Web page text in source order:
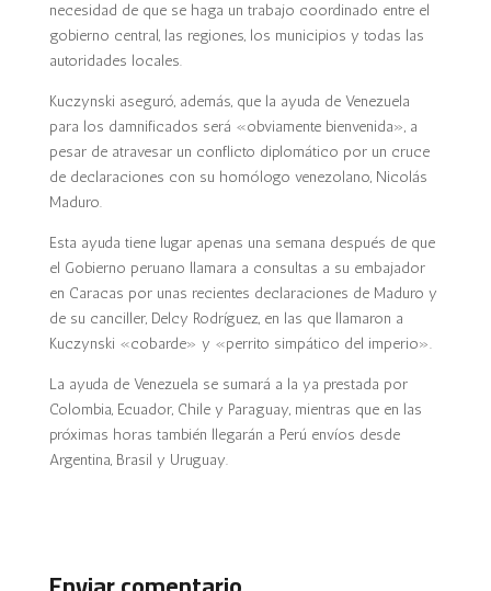
necesidad de que se haga un trabajo coordinado entre el
gobierno central, las regiones, los municipios y todas las
autoridades locales.
Kuczynski aseguró, además, que la ayuda de Venezuela
para los damnificados será «obviamente bienvenida», a
pesar de atravesar un conflicto diplomático por un cruce
de declaraciones con su homólogo venezolano, Nicolás
Maduro.
Esta ayuda tiene lugar apenas una semana después de que
el Gobierno peruano llamara a consultas a su embajador
en Caracas por unas recientes declaraciones de Maduro y
de su canciller, Delcy Rodríguez, en las que llamaron a
Kuczynski «cobarde» y «perrito simpático del imperio».
La ayuda de Venezuela se sumará a la ya prestada por
Colombia, Ecuador, Chile y Paraguay, mientras que en las
próximas horas también llegarán a Perú envíos desde
Argentina, Brasil y Uruguay.